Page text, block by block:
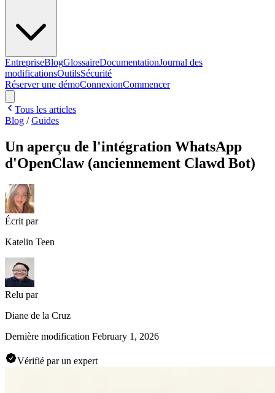
EntrepriseBlogGlossaireDocumentationJournal des
modificationsOutilsSécurité
Réserver une démoConnexionCommencer
Tous les articles
Blog /Guides
Un aperçu de l'intégration WhatsApp
d'OpenClaw (anciennement Clawd Bot)
Écrit par
Katelin Teen
Relu par
Diane de la Cruz
Dernière modification February 1, 2026
Vérifié par un expert